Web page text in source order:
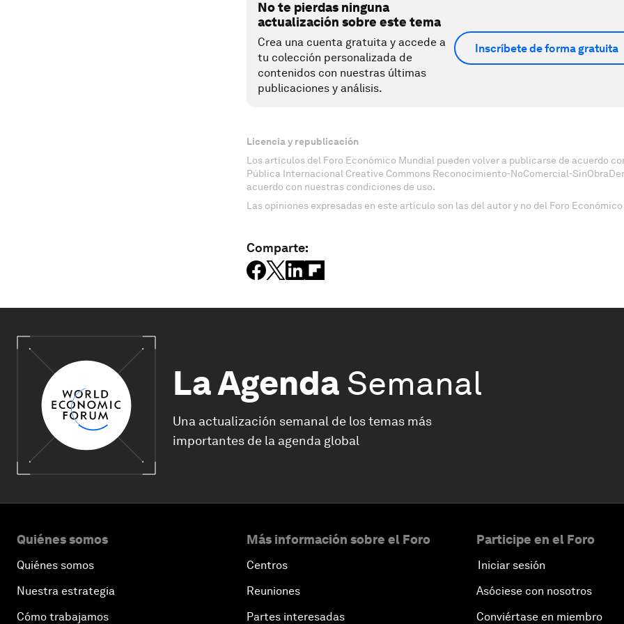
No te pierdas ninguna
actualización sobre este tema
Crea una cuenta gratuita y accede a
tu colección personalizada de
contenidos con nuestras últimas
publicaciones y análisis.
Inscríbete de forma gratuita
Licencia y republicación
Los artículos del Foro Económico Mundial pueden volver a publicarse de acuerdo
Pública Internacional Creative Commons Reconocimiento-NoComercial-
acuerdo con nuestras condiciones de uso.
Las opiniones expresadas en este artículo son las del autor y no del Foro
Comparte:
La Agenda Semanal
Una actualización semanal de los temas más
importantes de la agenda global
Quiénes somos
Quiénes somos
Nuestra estrategia
Cómo trabajamos
Más información sobre el Foro
Centros
Reuniones
Partes interesadas
Participe en el Foro
Iniciar sesión
Asóciese con nosotros
Conviértase en miembro